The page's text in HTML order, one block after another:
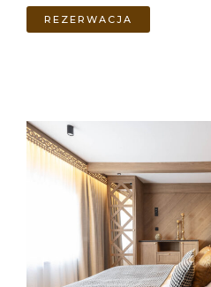
REZERWACJA